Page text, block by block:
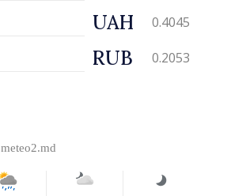
UAH 0.4045
RUB 0.2053
meteo2.md